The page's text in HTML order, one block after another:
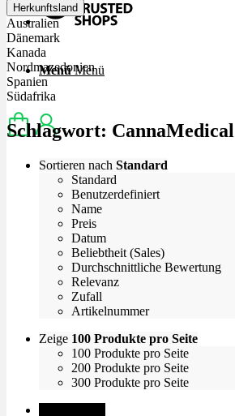
Menü Menü
Herkunftsland
Australien
Dänemark
Kanada
Nordmazedonien
Spanien
Südafrika
Schlagwort: CannaMedical
Sortieren nach Standard
Standard
Benutzerdefiniert
Name
Preis
Datum
Beliebtheit (Sales)
Durchschnittliche Bewertung
Relevanz
Zufall
Artikelnummer
Zeige 100 Produkte pro Seite
100 Produkte pro Seite
200 Produkte pro Seite
300 Produkte pro Seite